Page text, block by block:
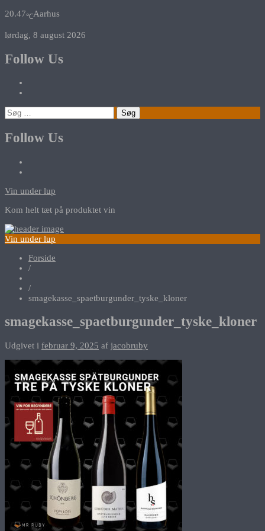
20.47℃Aarhus
lørdag, 8 august 2026
Follow Us
Søg
efter:
Follow Us
Vin under lup
Kom helt tæt på produktet vin
Vin under lup
Forside
/
/
smagekasse_spaetburgunder_tyske_kloner
smagekasse_spaetburgunder_tyske_kloner
Udgivet i februar 9, 2025 af jacobruby